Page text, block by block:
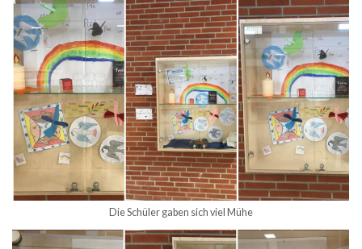
Die Schüler gaben sich viel Mühe